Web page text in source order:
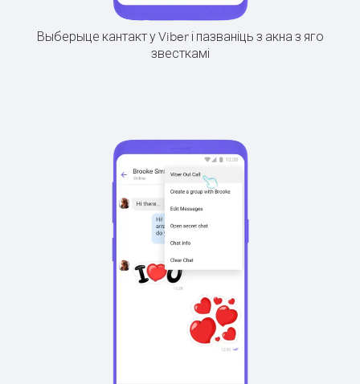
Выберыце кантакт у Viber і пазваніць з акна з яго
звесткамі